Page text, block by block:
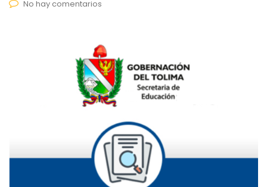
No hay comentarios